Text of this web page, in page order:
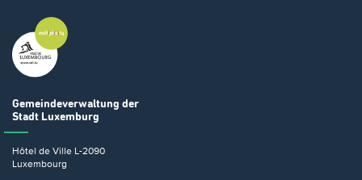
Gemeindeverwaltung der
Stadt Luxemburg
Hôtel de Ville L-2090
Luxembourg